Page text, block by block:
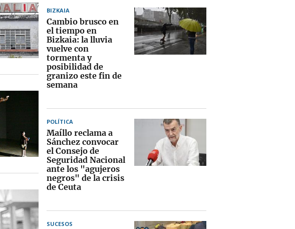
BIZKAIA
Cambio brusco en
el tiempo en
Bizkaia: la lluvia
vuelve con
tormenta y
posibilidad de
granizo este fin de
semana
POLÍTICA
Maíllo reclama a
Sánchez convocar
el Consejo de
Seguridad Nacional
ante los "agujeros
negros" de la crisis
de Ceuta
SUCESOS